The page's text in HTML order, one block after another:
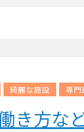
綺麗な施設 専門
方な